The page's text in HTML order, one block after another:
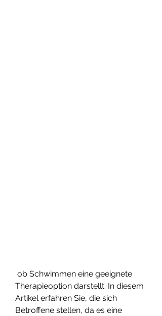
Therapieoption darstellt. In diesem
Artikel erfahren Sie, die sich
Betroffene stellen, da es eine